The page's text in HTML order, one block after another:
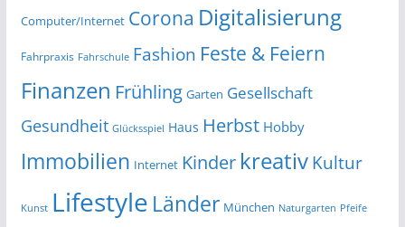
Computer/Internet Corona Digitalisierung
Fahrpraxis Fahrschule Fashion Feste & Feiern
Finanzen Frühling Garten Gesellschaft
Gesundheit Glücksspiel Haus Herbst Hobby
Immobilien Internet Kinder kreativKultur
Kunst Lifestyle Länder München Naturgarten Pfeife